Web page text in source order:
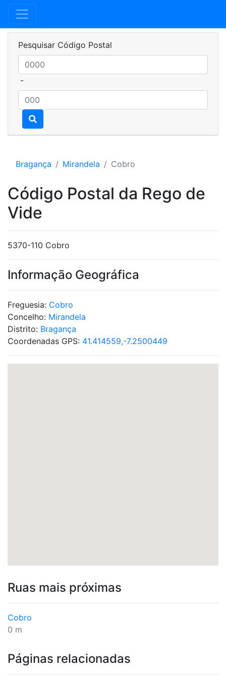
Pesquisar Código Postal
-
Bragança Mirandela Cobro
Código Postal da Rego de
Vide
5370-110 Cobro
Informação Geográfica
Freguesia: Cobro
Concelho: Mirandela
Distrito: Bragança
Coordenadas GPS: 41.414559,-7.2500449
Ruas mais próximas
Cobro
0 m
Páginas relacionadas